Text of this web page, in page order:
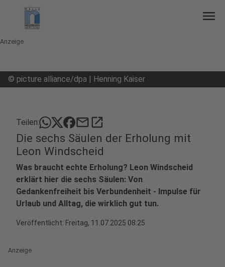
menu
Anzeige
© picture alliance/dpa | Henning Kaiser
Teilen: mailopen_in_new
Die sechs Säulen der Erholung mit
Leon Windscheid
Was braucht echte Erholung? Leon Windscheid
erklärt hier die sechs Säulen: Von
Gedankenfreiheit bis Verbundenheit - Impulse für
Urlaub und Alltag, die wirklich gut tun.
Veröffentlicht: Freitag, 11.07.2025 08:25
Anzeige